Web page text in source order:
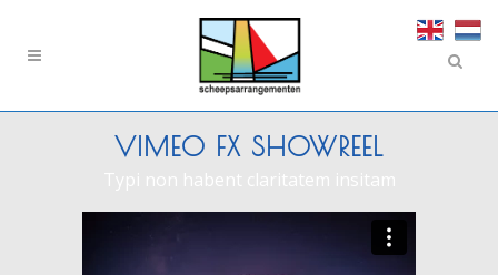
VIMEO FX SHOWREEL